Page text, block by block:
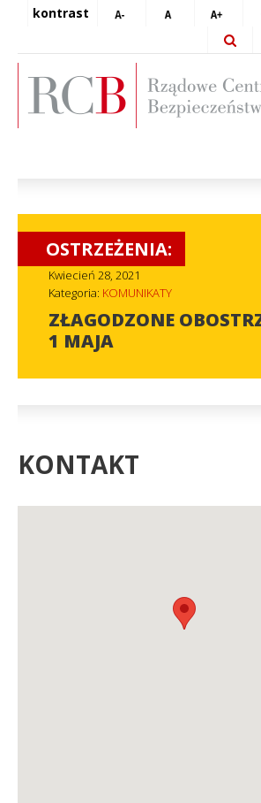
kontrast
OSTRZEŻENIA:
Kwiecień 28, 2021
Kategoria: KOMUNIKATY
ZŁAGODZONE
1 MAJA
KONTAKT